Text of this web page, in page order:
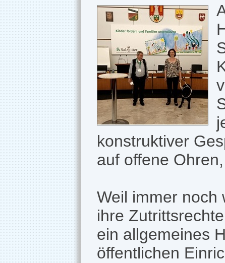
konstruktiver
auf offene
Weil immer noch
ihre
ein allgemeines
öffentlichen